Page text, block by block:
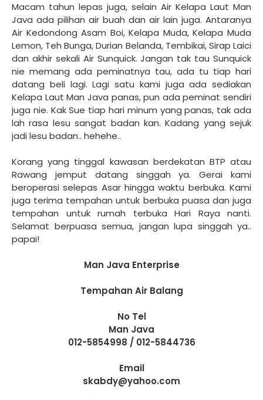
Macam tahun lepas juga, selain Air Kelapa Laut Man
Java ada pilihan air buah dan air lain juga. Antaranya
Air Kedondong Asam Boi, Kelapa Muda, Kelapa Muda
Lemon, Teh Bunga, Durian Belanda, Tembikai, Sirap Laici
dan akhir sekali Air Sunquick. Jangan tak tau Sunquick
nie memang ada peminatnya tau, ada tu tiap hari
datang beli lagi. Lagi satu kami juga ada sediakan
Kelapa Laut Man Java panas, pun ada peminat sendiri
juga nie. Kak Sue tiap hari minum yang panas, tak ada
lah rasa lesu sangat badan kan. Kadang yang sejuk
jadi lesu badan.. hehehe..
Korang yang tinggal kawasan berdekatan BTP atau
Rawang jemput datang singgah ya. Gerai kami
beroperasi selepas Asar hingga waktu berbuka. Kami
juga terima tempahan untuk berbuka puasa dan juga
tempahan untuk rumah terbuka Hari Raya nanti.
Selamat berpuasa semua, jangan lupa singgah ya..
papai!
Man Java Enterprise
Tempahan Air Balang
No Tel
Man Java
012-5854998 / 012-5844736
Email
skabdy@yahoo.com